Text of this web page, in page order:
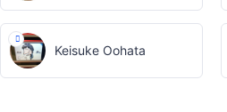
Keisuke Oohata